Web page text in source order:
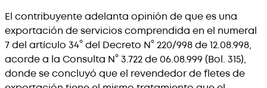
El contribuyente adelanta opinión de que es una
exportación de servicios comprendida en el numeral
7 del artículo 34° del Decreto N° 220/998 de 12.08.998,
acorde a la Consulta N° 3.722 de 06.08.999 (Bol. 315),
donde se concluyó que el revendedor de fletes de